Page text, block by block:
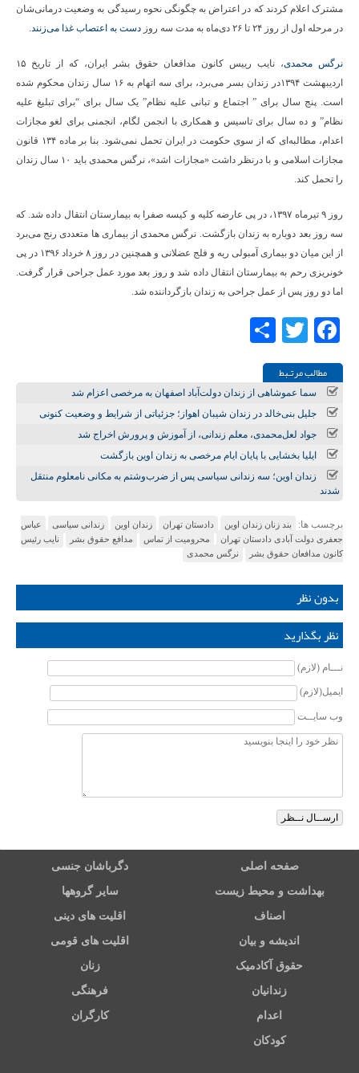
مشترک اعلام کردند که در اعتراض به چگونگی نحوه رسیدگی به وضعیت درمانی‌شان
در مرحله اول از روز ۲۴ تا ۲۶ دی‌ماه به مدت سه روز
دست به اعتصاب غذا می‌زنند.
نرگس محمدی
، نایب رییس کانون مدافعان حقوق بشر ایران، که از تاریخ ۱۵
اردیبهشت ۱۳۹۴در زندان بسر می‌برد، برای سه اتهام به ۱۶ سال زندان محکوم شده
است. پنج سال برای ” اجتماع و تبانی علیه نظام” یک سال برای “برای تبلیغ علیه
نظام” و ده سال برای تاسیس و همکاری با انجمن لگام، انجمنی برای لغو مجازات
اعدام، مطالبه‌ای که از سوی حکومت در ایران تحمل نمی‌شود. بنا بر ماده ۱۳۴ قانون
مجازات اسلامی و با درنظر داشت «مجازات اشد»، نرگس محمدی باید ۱۰ سال زندان
را تحمل کند.
روز ۹ تیرماه ۱۳۹۷، در پی عارضه کلیه و کیسه صفرا به بیمارستان انتقال داده شد. که
سه روز بعد دوباره به زندان بازگشت. نرگس محمدی از بیماری ها متعددی رنج می‌برد
از این میان دو بیماری آمبولی ریه و فلج عضلانی و همچنین در روز ۸ خرداد ۱۳۹۶ در پی
خونریزی رحم به بیمارستان انتقال داده شد و روز بعد مورد عمل جراحی قرار گرفت.
اما دو روز پس از عمل جراحی به زندان بازگرداننده شد.
Facebook
Twitter
مطالب مرتـبط
سما عموشاهی از زندان دولت‌آباد اصفهان به مرخصی اعزام شد
جلیل بنی‌خالد در زندان شیبان اهواز؛ جزئیاتی از شرایط و وضعیت کنونی
جواد لعل‌محمدی، معلم زندانی، از آموزش‌ و پرورش اخراج شد
ایلیا بخشایی با پایان ایام مرخصی به زندان اوین بازگشت
زندان اوین؛ سه زندانی سیاسی پس از ضرب‌وشتم به مکانی نامعلوم منتقل
شدند
برچسب ها: بند زنان زندان اوین دادستان تهران زندان اوین زندانی سیاسی
عباس
جعفری دولت آبادی دادستان تهران
محرومیت از تماس مدافع حقوق بشر
نایب رئیس
کانون مدافعان حقوق بشر
نرگس محمدی
بدون نظر
نظر بگذارید
نـــام (لازم)
ایمیل(لازم)
وب سایــت
صفحه اصلی دگرباشان جنسی
بهداشت و محیط زیست سایر گروهها
اصناف اقلیت های دینی
اندیشه و بیان اقلیت های قومی
حقوق آکادمیک زنان
زندانیان فرهنگی
اعدام کارگران
کودکان